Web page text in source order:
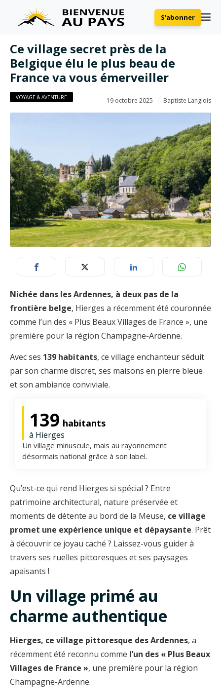
S'abonner
Ce village secret près de la
Belgique élu le plus beau de
France va vous émerveiller
VOYAGE & AVENTURE 19 octobre 2025 Baptiste Langlois
Nichée dans les Ardennes, à deux pas de la
frontière belge, Hierges a récemment été couronnée
comme l’un des « Plus Beaux Villages de France », une
première pour la région Champagne-Ardenne.
Avec ses 139 habitants, ce village enchanteur séduit
par son charme discret, ses maisons en pierre bleue
et son ambiance conviviale.
139 habitants
à Hierges
Un village minuscule, mais au rayonnement
désormais national grâce à son label.
Qu’est-ce qui rend Hierges si spécial ? Entre
patrimoine architectural, nature préservée et
moments de détente au bord de la Meuse, ce village
promet une expérience unique et dépaysante. Prêt
à découvrir ce joyau caché ? Laissez-vous guider à
travers ses ruelles pittoresques et ses paysages
apaisants !
Un village primé au
charme authentique
Hierges, ce village pittoresque des Ardennes, a
récemment été reconnu comme l’un des « Plus Beaux
Villages de France », une première pour la région
Champagne-Ardenne.